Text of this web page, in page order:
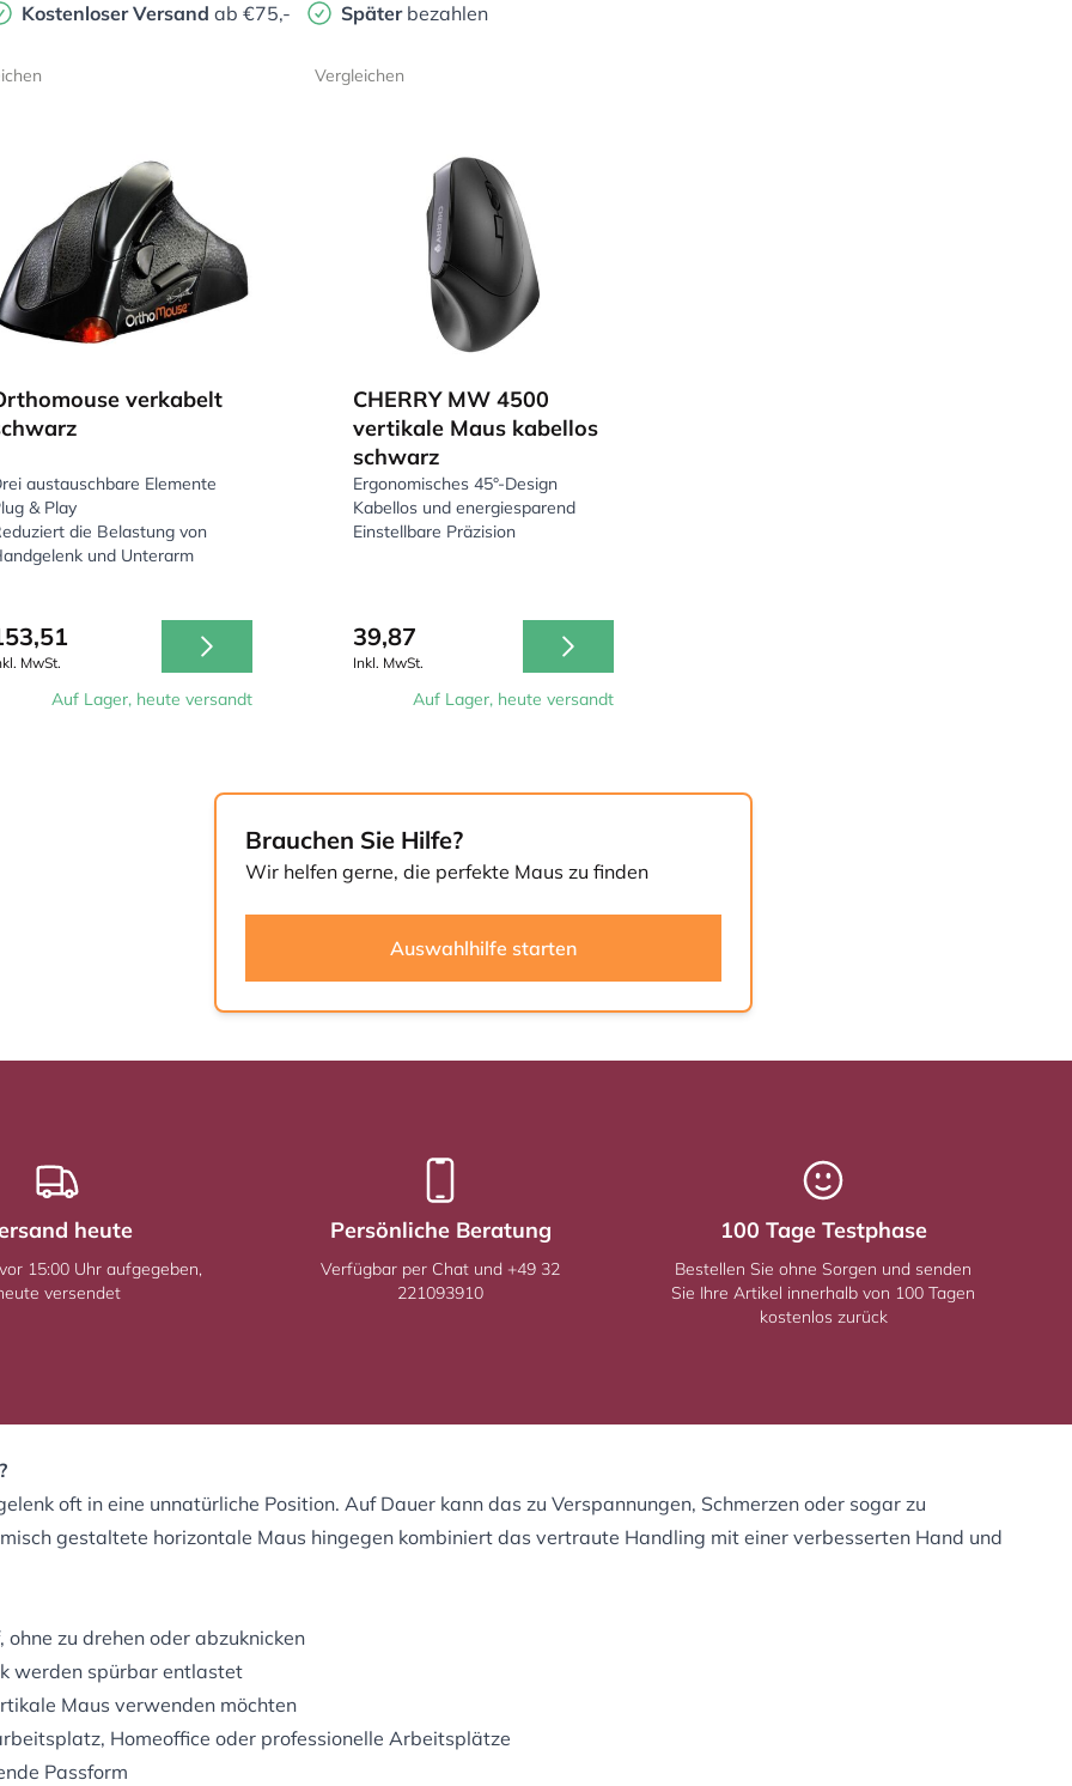
Kostenloser Versand ab €75,- Später bezahlen
verkabelt
austauschbare Elemente
& Play
die Belastung von
und Unterarm
MwSt.
Auf Lager, heute versandt
Vergleichen
CHERRY MW 4500
vertikale Maus kabellos
schwarz
Ergonomisches 45°-Design
Kabellos und energiesparend
Einstellbare Präzision
39,87
Inkl. MwSt.
Auf Lager, heute versandt
Brauchen Sie Hilfe?
Wir helfen gerne, die perfekte Maus zu finden
Auswahlhilfe starten
heute
15:00 Uhr aufgegeben,
versendet
Persönliche Beratung
Verfügbar per Chat und +49 32
221093910
100 Tage Testphase
Bestellen Sie ohne Sorgen und senden
Sie Ihre Artikel innerhalb von 100 Tagen
kostenlos zurück
oft in eine unnatürliche Position. Auf Dauer kann das zu Verspannungen, Schmerzen oder sogar zu
gestaltete horizontale Maus hingegen kombiniert das vertraute Handling mit einer verbesserten Hand und
zu drehen oder abzuknicken
werden spürbar entlastet
Maus verwenden möchten
, Homeoffice oder professionelle Arbeitsplätze
Passform